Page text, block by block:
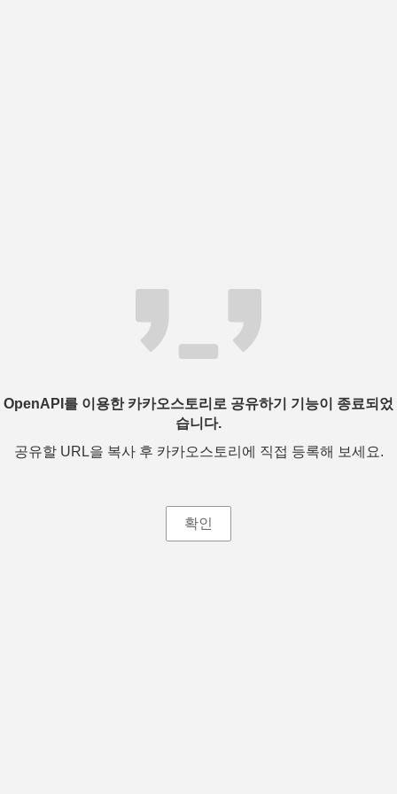
OpenAPI를 이용한 카카오스토리로 공유하기 기능이 종료되었
습니다.
공유할 URL을 복사 후 카카오스토리에 직접 등록해 보세요.
확인